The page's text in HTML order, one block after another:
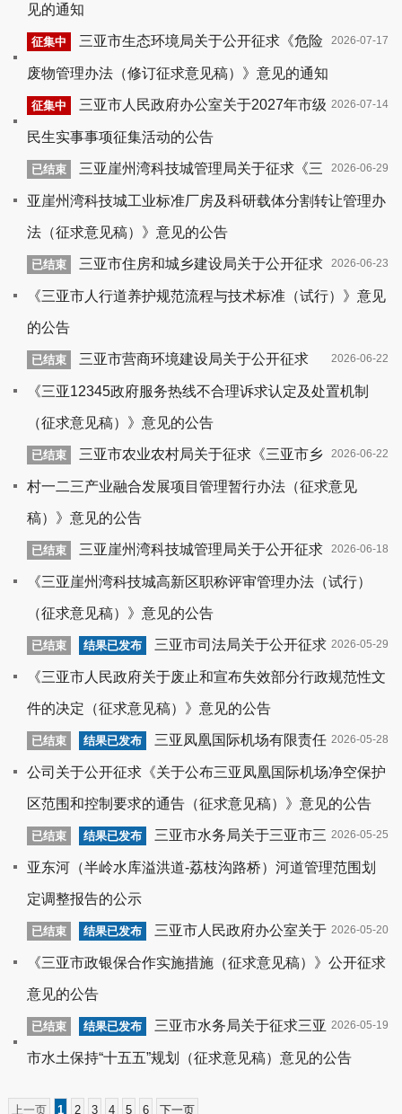
见的通知
2026-07-17
征集中 三亚市生态环境局关于公开征求《危险
废物管理办法（修订征求意见稿）》意见的通知
2026-07-14
征集中 三亚市人民政府办公室关于2027年市级
民生实事事项征集活动的公告
2026-06-29
已结束 三亚崖州湾科技城管理局关于征求《三
亚崖州湾科技城工业标准厂房及科研载体分割转让管理办
法（征求意见稿）》意见的公告
2026-06-23
已结束 三亚市住房和城乡建设局关于公开征求
《三亚市人行道养护规范流程与技术标准（试行）》意见
的公告
2026-06-22
已结束 三亚市营商环境建设局关于公开征求
《三亚12345政府服务热线不合理诉求认定及处置机制
（征求意见稿）》意见的公告
2026-06-22
已结束 三亚市农业农村局关于征求《三亚市乡
村一二三产业融合发展项目管理暂行办法（征求意见
稿）》意见的公告
2026-06-18
已结束 三亚崖州湾科技城管理局关于公开征求
《三亚崖州湾科技城高新区职称评审管理办法（试行）
（征求意见稿）》意见的公告
2026-05-29
已结束 结果已发布 三亚市司法局关于公开征求
《三亚市人民政府关于废止和宣布失效部分行政规范性文
件的决定（征求意见稿）》意见的公告
2026-05-28
已结束 结果已发布 三亚凤凰国际机场有限责任
公司关于公开征求《关于公布三亚凤凰国际机场净空保护
区范围和控制要求的通告（征求意见稿）》意见的公告
2026-05-25
已结束 结果已发布 三亚市水务局关于三亚市三
亚东河（半岭水库溢洪道-荔枝沟路桥）河道管理范围划
定调整报告的公示
2026-05-20
已结束 结果已发布 三亚市人民政府办公室关于
《三亚市政银保合作实施措施（征求意见稿）》公开征求
意见的公告
2026-05-19
已结束 结果已发布 三亚市水务局关于征求三亚
市水土保持“十五五”规划（征求意见稿）意见的公告
上一页 1 2 3 4 5 6 下一页